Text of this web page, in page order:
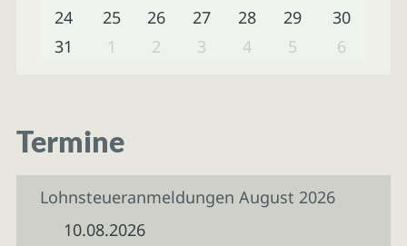
24
25 26 27 28 29
30
31
1 2 3 4 5 6
Termine
Lohnsteueranmeldungen August 2026
10.08.2026